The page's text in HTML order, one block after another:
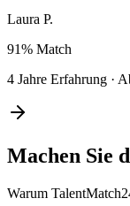
Laura P.
91% Match
4 Jahre Erfahrung ·
Machen Sie
Warum